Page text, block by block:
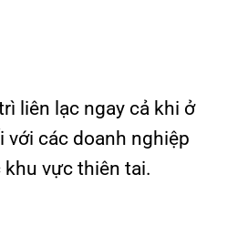
liên lạc ngay cả khi ở
các doanh nghiệp
vực thiên tai.